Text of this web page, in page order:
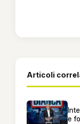
Articoli
e